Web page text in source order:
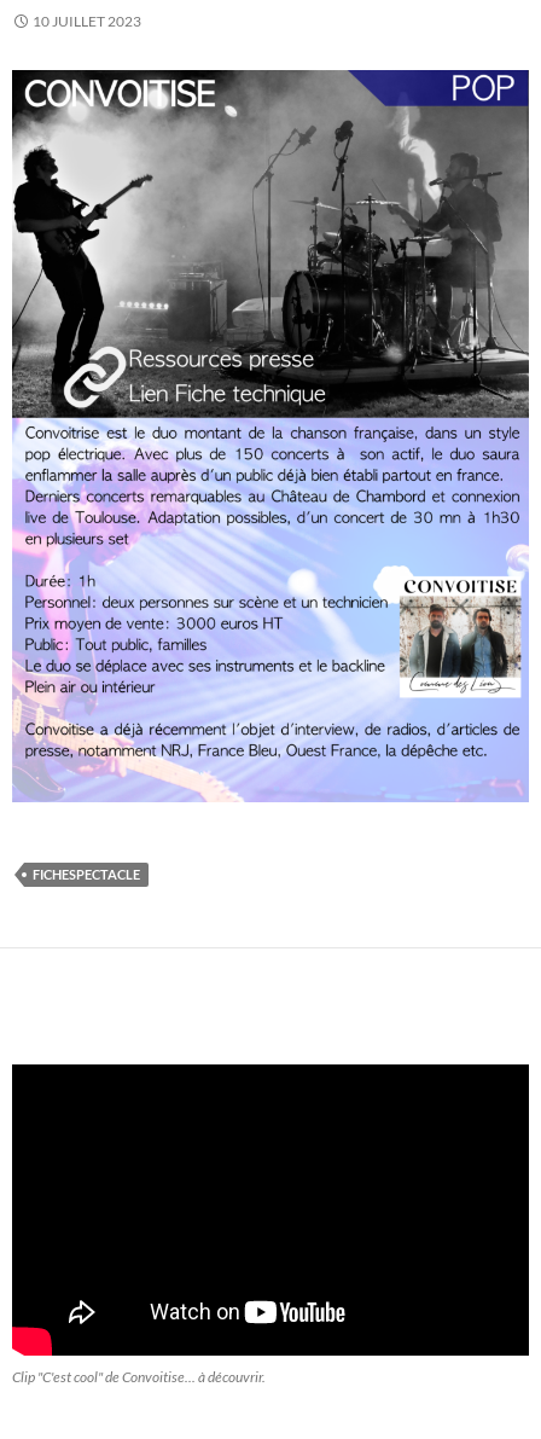
10 JUILLET 2023
FICHESPECTACLE
Clip "C'est cool" de Convoitise... à découvrir.